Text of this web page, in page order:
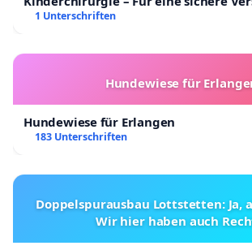
Kinder in Deutschland
1 Unterschriften
Hundewiese für
Hundewiese für Erlangen
183 Unterschriften
Doppelspurausbau Lottstetten: Ja,
Wir hier haben auch